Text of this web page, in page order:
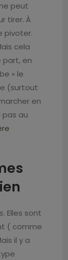
peut
tirer. À
pivoter.
cela
part, en
» le
(surtout
en
pas au
. Elles sont
( comme
il y a